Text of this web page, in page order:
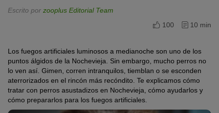
Escrito por zooplus Editorial Team
100
10 min
Los fuegos artificiales luminosos a medianoche son uno de los
puntos álgidos de la Nochevieja. Sin embargo, mucho perros no
lo ven así. Gimen, corren intranquilos, tiemblan o se esconden
aterrorizados en el rincón más recóndito. Te explicamos cómo
tratar con perros asustadizos en Nochevieja, cómo ayudarlos y
cómo prepararlos para los fuegos artificiales.